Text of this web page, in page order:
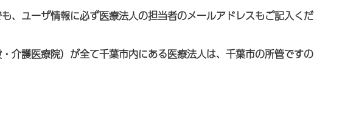
、ユーザ情報に必ず医療法人の担当者のメールアドレスもご記入くだ
介護医療院）が全て千葉市内にある医療法人は、千葉市の所管ですの